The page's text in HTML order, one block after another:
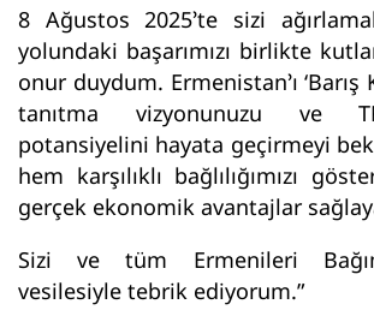
8 Ağustos 2025’te sizi
yolundaki başarımızı birlikte
onur duydum. Ermenistan’ı ‘Barış
tanıtma vizyonunuzu ve
potansiyelini hayata geçirmeyi
hem karşılıklı bağlılığımızı
gerçek ekonomik avantajlar
Sizi ve tüm Ermenileri
vesilesiyle tebrik ediyorum.”